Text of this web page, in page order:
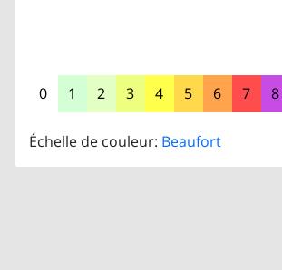
0 1 2 3 4 5 6 7 8
Échelle de couleur: Beaufort